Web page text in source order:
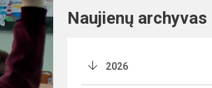
Naujienų archyvas
2026